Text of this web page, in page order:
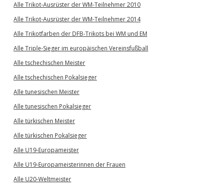
Alle Trikot-Ausrüster der WM-Teilnehmer 2010
Alle Trikot-Ausrüster der WM-Teilnehmer 2014
Alle Trikotfarben der DFB-Trikots bei WM und EM
Alle Triple-Sieger im europäischen Vereinsfußball
Alle tschechischen Meister
Alle tschechischen Pokalsieger
Alle tunesischen Meister
Alle tunesischen Pokalsieger
Alle türkischen Meister
Alle türkischen Pokalsieger
Alle U19-Europameister
Alle U19-Europameisterinnen der Frauen
Alle U20-Weltmeister